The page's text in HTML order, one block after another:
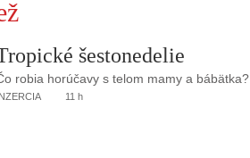
šestonedelie
robia horúčavy s telom mamy a bábätka?
11 h